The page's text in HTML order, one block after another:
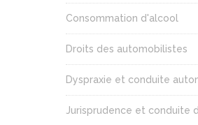
Consommation d'alcool
Droits des automobilistes
Dyspraxie et conduite
Jurisprudence et conduite